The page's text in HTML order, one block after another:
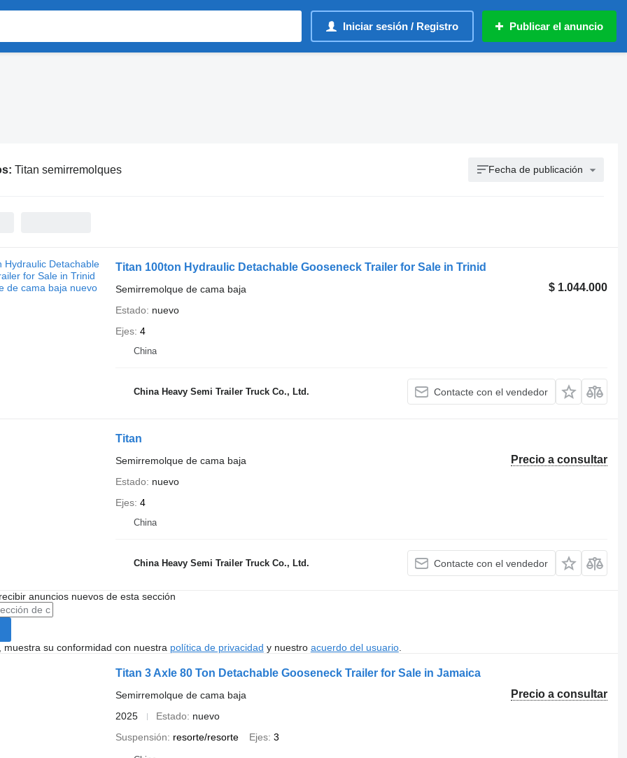
Iniciar sesión / Registro Publicar el anuncio
Titan semirremolques Fecha de publicación
Titan 100ton Hydraulic Detachable Gooseneck Trailer for Sale in Trinid
$ 1.044.000
Semirremolque de cama baja
Estado
nuevo
Ejes 4
China
China Heavy Semi Trailer Truck Co., Ltd. Contacte con el vendedor
Titan
Precio a consultar
Semirremolque de cama baja
Estado
nuevo
Ejes 4
China
China Heavy Semi Trailer Truck Co., Ltd. Contacte con el vendedor
anuncios nuevos de esta sección
muestra su conformidad con nuestra política de privacidad y nuestro acuerdo del usuario.
Titan 3 Axle 80 Ton Detachable Gooseneck Trailer for Sale in Jamaica
Precio a consultar
Semirremolque de cama baja
2025
Estado
nuevo
Suspensión
resorte/resorte Ejes 3